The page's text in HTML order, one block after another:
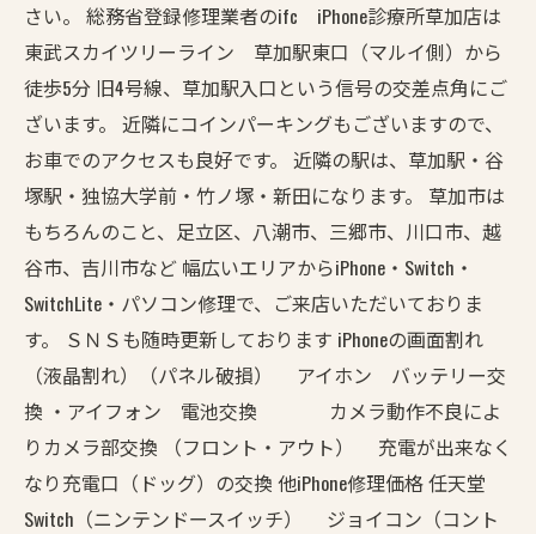
さい。 総務省登録修理業者のifc iPhone診療所草加店は
東武スカイツリーライン 草加駅東口（マルイ側）から
徒歩5分 旧4号線、草加駅入口という信号の交差点角にご
ざいます。 近隣にコインパーキングもございますので、
お車でのアクセスも良好です。 近隣の駅は、草加駅・谷
塚駅・独協大学前・竹ノ塚・新田になります。 草加市は
もちろんのこと、足立区、八潮市、三郷市、川口市、越
谷市、吉川市など 幅広いエリアからiPhone・Switch・
SwitchLite・パソコン修理で、ご来店いただいておりま
す。 ＳＮＳも随時更新しております iPhoneの画面割れ
（液晶割れ）（パネル破損） アイホン バッテリー交
換 ・アイフォン 電池交換 カメラ動作不良によ
りカメラ部交換 （フロント・アウト） 充電が出来なく
なり充電口（ドッグ）の交換 他iPhone修理価格 任天堂
Switch（ニンテンドースイッチ） ジョイコン（コント